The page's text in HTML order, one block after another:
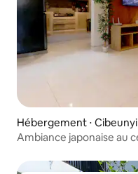
Hébergement ⋅
Ambiance japonaise au